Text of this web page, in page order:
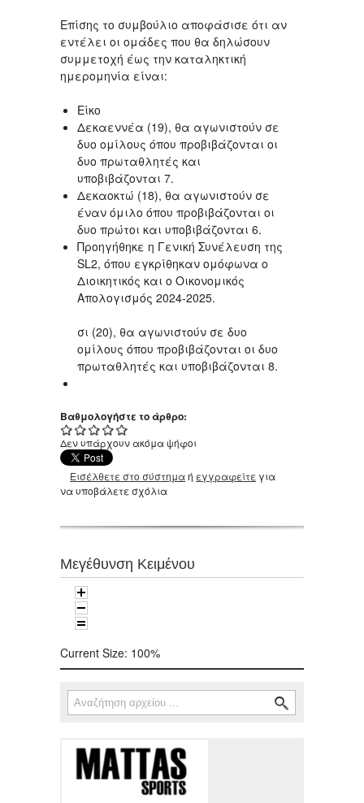
Επίσης το συμβούλιο αποφάσισε ότι αν
εντέλει οι ομάδες που θα δηλώσουν
συμμετοχή έως την καταληκτική
ημερομηνία είναι:
Είκο
Δεκαεννέα (19), θα αγωνιστούν σε
δυο ομίλους όπου προβιβάζονται οι
δυο πρωταθλητές και
υποβιβάζονται 7.
Δεκαοκτώ (18), θα αγωνιστούν σε
έναν όμιλο όπου προβιβάζονται οι
δυο πρώτοι και υποβιβάζονται 6.
Προηγήθηκε η Γενική Συνέλευση της
SL2, όπου εγκρίθηκαν ομόφωνα ο
Διοικητικός και ο Οικονομικός
Απολογισμός 2024-2025.
σι (20), θα αγωνιστούν σε δυο
ομίλους όπου προβιβάζονται οι δυο
πρωταθλητές και υποβιβάζονται 8.
Βαθμολογήστε το άρθρο:
Δεν υπάρχουν ακόμα ψήφοι
Εισέλθετε στο σύστημαή εγγραφείτε για
να υποβάλετε σχόλια
Μεγέθυνση Κειμένου
Current Size: 100%
Φόρμα αναζήτησης
Αναζήτηση